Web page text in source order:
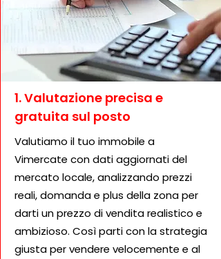
1. Valutazione precisa e
gratuita sul posto
Valutiamo il tuo immobile a
Vimercate con dati aggiornati del
mercato locale, analizzando prezzi
reali, domanda e plus della zona per
darti un prezzo di vendita realistico e
ambizioso. Così parti con la strategia
giusta per vendere velocemente e al